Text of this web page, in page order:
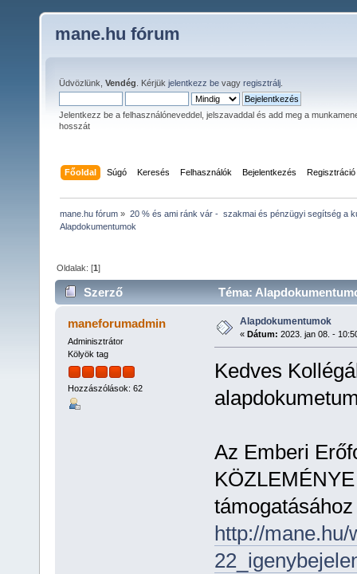
mane.hu fórum
Üdvözlünk, Vendég . Kérjük jelentkezz be vagy regisztrálj
Jelentkezz be a felhasználóneveddel, jelszavaddal és add meg a
hosszát
Főoldal Súgó Keresés Felhasználók Bejelentkezés Regisztráció
mane.hu fórum » 20 % és ami ránk vár -  szakmai és pénzügyi segítség a
Alapdokumentumok
Oldalak: [1]
Szerző Téma:
maneforumadmin
Adminisztrátor
Kölyök tag
Hozzászólások: 62
Alapdokumentumok
« Dátum: 2023. jan 08. -
Kedves
Az Emberi
http://